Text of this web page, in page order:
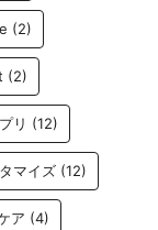
(2)
(2)
リ (12)
マイズ (12)
ア (4)